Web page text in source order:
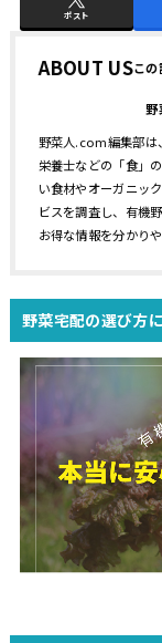
ポスト
ABOUT US
野
野菜人.com編集部は
栄養士などの「食」
い食材やオーガニッ
ビスを調査し、有機
お得な情報を分かり
野菜宅配の選び方